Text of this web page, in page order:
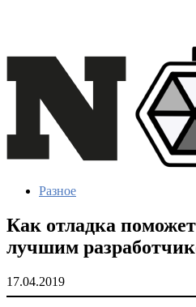
Разное
Как отладка
лучшим
17.04.2019